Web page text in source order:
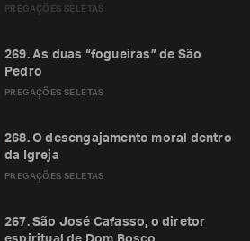
PREGAÇÕES SELETAS
PREGAÇÕES SELETAS
269. As duas “fogueiras” de São
Pedro
PREGAÇÕES SELETAS
268. O desengajamento moral dentro
da Igreja
267. São José Cafasso, o diretor